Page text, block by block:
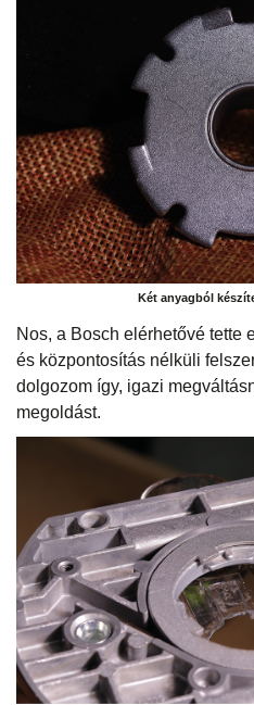
Két anyagból
Nos, a Bosch elérhetővé tette
és központosítás nélküli
dolgozom így, igazi
megoldást.